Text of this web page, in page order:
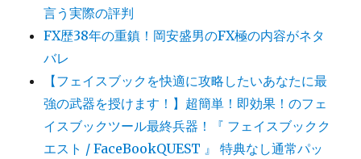
言う実際の評判
FX歴38年の重鎮！岡安盛男のFX極の内容がネタ
バレ
【フェイスブックを快適に攻略したいあなたに最
強の武器を授けます！】超簡単！即効果！のフェ
イスブックツール最終兵器！『 フェイスブックク
エスト / FaceBookQUEST 』 特典なし通常パッ